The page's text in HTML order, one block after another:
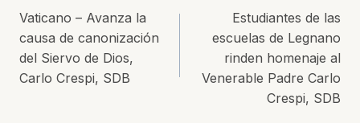
Vaticano – Avanza la
causa de canonización
del Siervo de Dios,
Carlo Crespi, SDB
Estudiantes de las
escuelas de Legnano
rinden homenaje al
Venerable Padre Carlo
Crespi, SDB